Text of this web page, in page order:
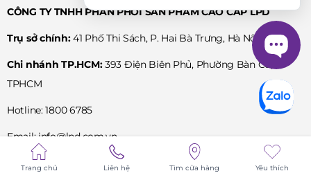
CÔNG TY TNHH PHÂN PHỐI SẢN PHẨM CAO CẤP LPD
Trụ sở chính:41 Phố Thi Sách, P. Hai Bà Trưng, Hà Nội
Chi nhánh TP.HCM:393 Điện Biên Phủ, Phường Bàn Cờ,
TPHCM
Hotline: 1800 6785
Email: info@lpd.com.vn
MST: 0102001789
Trang chủ Liên hệ Tìm cửa hàng Yêu thích